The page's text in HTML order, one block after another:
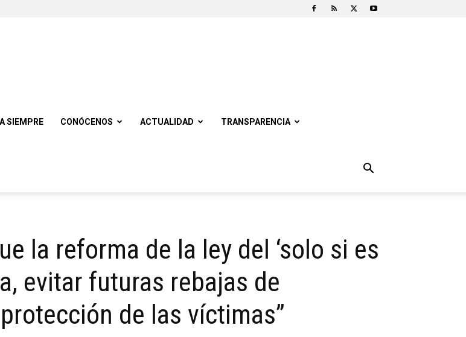
SIEMPRE CONÓCENOS ACTUALIDAD TRANSPARENCIA
la reforma de la ley del ‘solo si es
evitar futuras rebajas de
de las víctimas”